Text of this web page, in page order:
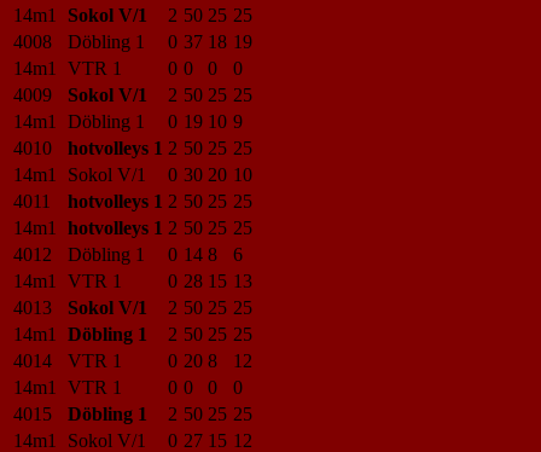
14m1
Sokol V/1 2 50 25 25
4008
Döbling 1 0 37 18 19
14m1
VTR 1 0 0 0
0
4009
Sokol V/1 2 50 25 25
14m1
Döbling 1 0 19 10 9
4010
hotvolleys 1 2 50 25 25
14m1
Sokol V/1 0 30 20 10
4011
hotvolleys 1 2 50 25 25
14m1
hotvolleys 1 2 50 25 25
4012
Döbling 1 0 14 8
6
14m1
VTR 1 0 28 15 13
4013
Sokol V/1 2 50 25 25
14m1
Döbling 1 2 50 25 25
4014
VTR 1 0 20 8
12
14m1
VTR 1 0 0 0
0
4015
Döbling 1 2 50 25 25
14m1
Sokol V/1 0 27 15 12